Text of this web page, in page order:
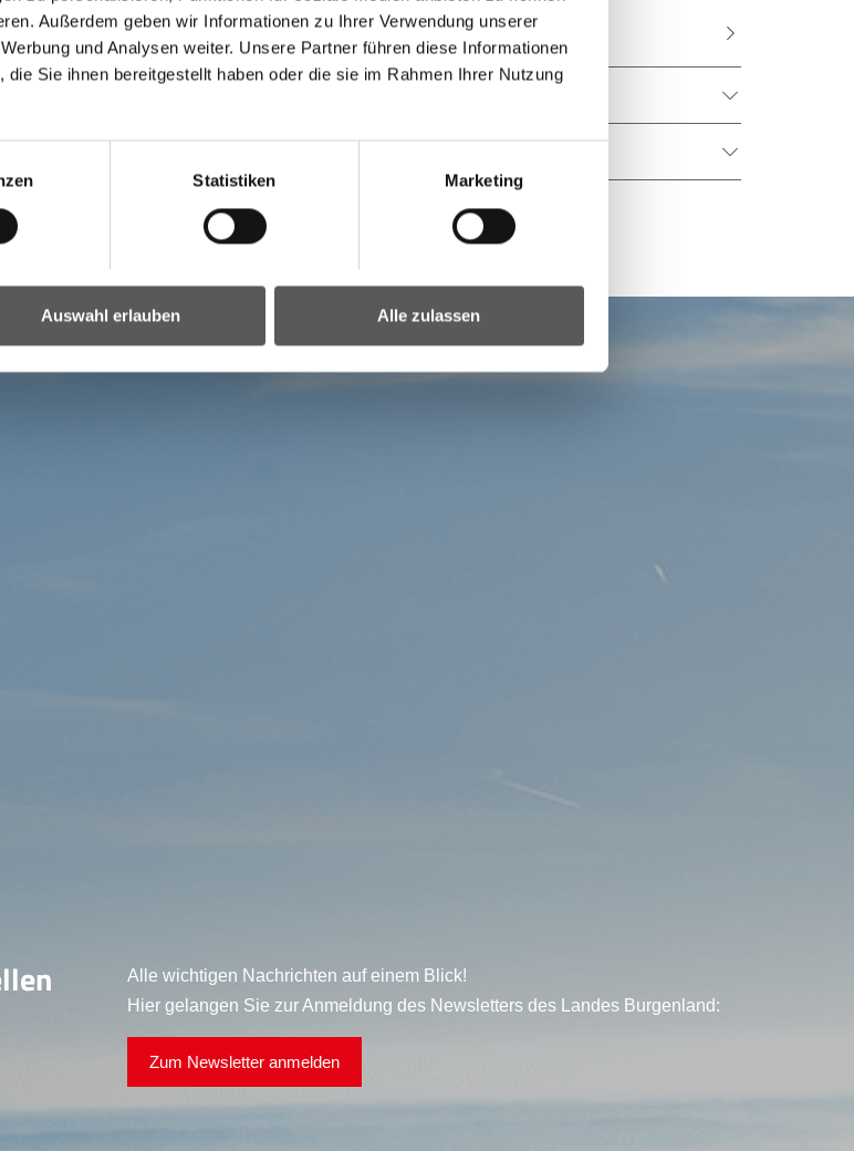
Außerdem geben wir Informationen zu Ihrer Verwendung unserer
und Analysen weiter. Unsere Partner führen diese Informationen
Sie ihnen bereitgestellt haben oder die sie im Rahmen Ihrer Nutzung
Statistiken Marketing
Auswahl erlauben Alle zulassen
Podcasts
Alle wichtigen Nachrichten auf einem Blick!
Hier gelangen Sie zur Anmeldung des Newsletters des Landes Burgenland:
Zum Newsletter anmelden